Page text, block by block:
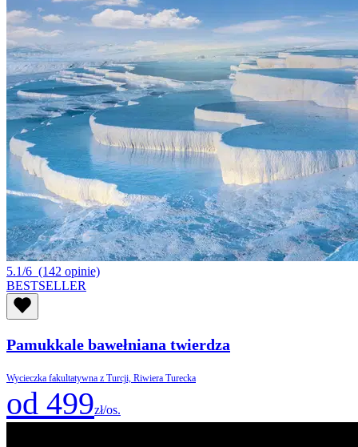
5.1/6 (142 opinie)
BESTSELLER
Pamukkale bawełniana twierdza
Wycieczka fakultatywna z Turcji, Riwiera Turecka
od 499zł/os.